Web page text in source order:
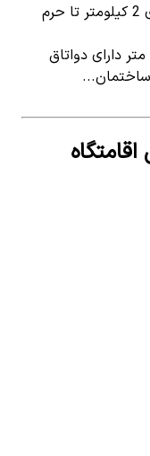
این آپارتمان در مشهد در فاصله حدودی 2 کیلومتر تا حرم
مساحت کل 200 متر و متراژ واحد 110 متر دارای دواتاق